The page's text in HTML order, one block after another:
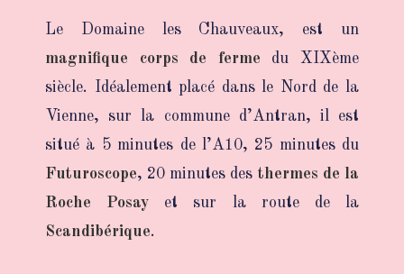
Le Domaine les Chauveaux, est un
magnifique corps de ferme du XIXème
siècle. Idéalement placé dans le Nord de la
Vienne, sur la commune d’Antran, il est
situé à 5 minutes de l’A10, 25 minutes du
Futuroscope, 20 minutes des thermes de la
Roche Posay et sur la route de la
Scandibérique.